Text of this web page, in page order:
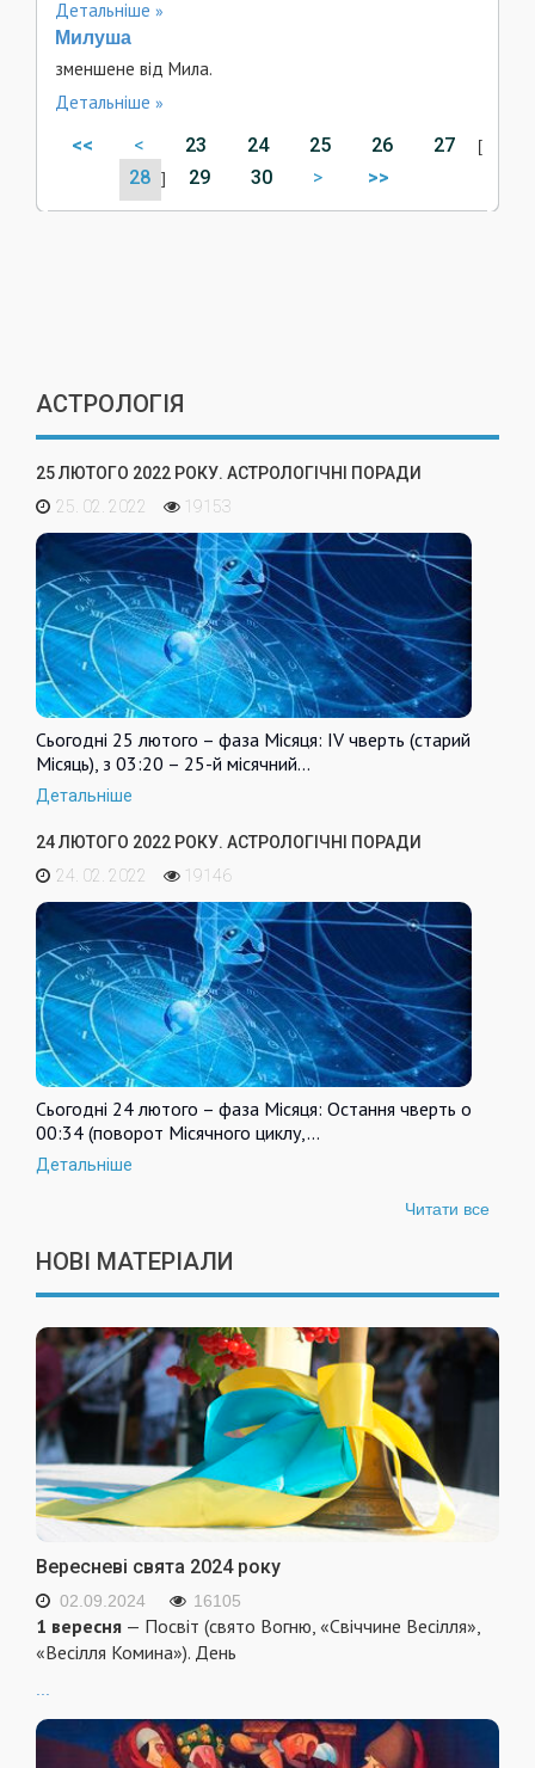
Детальніше
Милуша
зменшене від Мила.
Детальніше
<<
< 23 24 25 26 27 [
28 ] 29 30 > >>
АСТРОЛОГІЯ
25 ЛЮТОГО 2022 РОКУ. АСТРОЛОГІЧНІ ПОРАДИ
25. 02. 2022
19153
Сьогодні 25 лютого – фаза Місяця: IV чверть (старий
Місяць), з 03:20 – 25-й місячний…
Детальніше
24 ЛЮТОГО 2022 РОКУ. АСТРОЛОГІЧНІ ПОРАДИ
24. 02. 2022
19146
Сьогодні 24 лютого – фаза Місяця: Остання чверть о
00:34 (поворот Місячного циклу,…
Детальніше
Читати все
НОВІ МАТЕРІАЛИ
Вересневі свята 2024 року
02.09.2024 16105
1 вересня — Посвіт (свято Вогню, «Свіччине Весілля»,
«Весілля Комина»). День
...